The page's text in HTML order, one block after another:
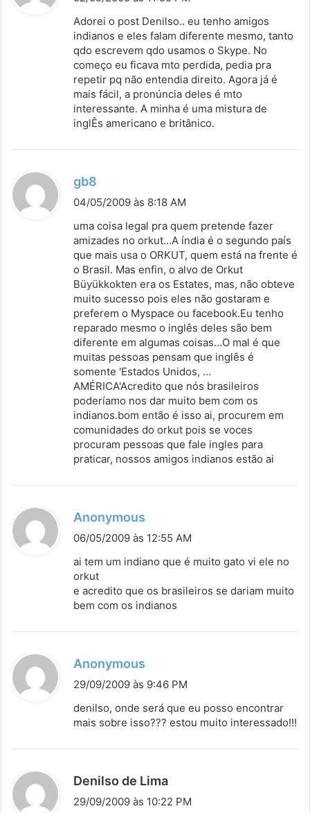
s
e
:
Adorei o post Denilso.. eu tenho amigos
indianos e eles falam diferente mesmo, tanto
qdo escrevem qdo usamos o Skype. No
começo eu ficava mto perdida, pedia pra
repetir pq não entendia direito. Agora já é
mais fácil, a pronúncia deles é mto
interessante. A minha é uma mistura de
inglÊs americano e britânico.
gb8
i
s
e
:
04/05/2009 às 8:18 AM
uma coisa legal pra quem pretende fazer
amizades no orkut…A índia é o segundo país
que mais usa o ORKUT, quem está na frente é
o Brasil. Mas enfin, o alvo de Orkut
Büyükkokten era os Estates, mas, não obteve
muito sucesso pois eles não gostaram e
preferem o Myspace ou facebook.Eu tenho
reparado mesmo o inglês deles são bem
diferente em algumas coisas…O mal é que
muitas pessoas pensam que inglês é
somente 'Estados Unidos, …
AMÉRICA'Acredito que nós brasileiros
poderíamo nos dar muito bem com os
indianos.bom então é isso ai, procurem em
comunidades do orkut pois se voces
procuram pessoas que fale ingles para
praticar, nossos amigos indianos estão ai
Anonymous
i
e
:
06/05/2009 às 12:55 AM
ai tem um indiano que é muito gato vi ele no
orkut
e acredito que os brasileiros se dariam muito
bem com os indianos
Anonymous
i
s
29/09/2009 às 9:46 PM
denilso, onde será que eu posso encontrar
mais sobre isso??? estou muito interessado!!!
Denilso de Lima
i
29/09/2009 às 10:22 PM